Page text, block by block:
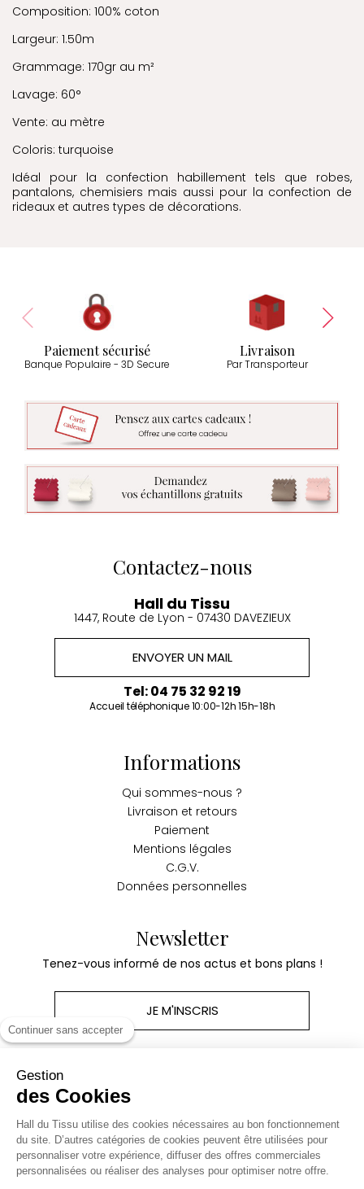
Continuer sans accepter
Gestion
des Cookies
Hall du Tissu utilise des cookies nécessaires au bon fonctionnement
du site. D’autres catégories de cookies peuvent être utilisées pour
personnaliser votre expérience, diffuser des offres commerciales
personnalisées ou réaliser des analyses pour optimiser notre offre.
Composition: 100% coton
Largeur: 1.50m
Grammage: 170gr au m²
Lavage: 60°
Vente: au mètre
Coloris: turquoise
Idéal pour la confection habillement tels que robes,
pantalons, chemisiers mais aussi pour la confection de
rideaux et autres types de décorations.
Paiement sécurisé
Banque Populaire - 3D Secure
Livraison
Par Transporteur
Contactez-nous
Hall du Tissu
1447, Route de Lyon - 07430 DAVEZIEUX
ENVOYER UN MAIL
Tel: 04 75 32 92 19
Accueil téléphonique 10:00-12h 15h-18h
Informations
Qui sommes-nous ?
Livraison et retours
Paiement
Mentions légales
C.G.V.
Données personnelles
Newsletter
Tenez-vous informé de nos actus et bons plans !
JE M'INSCRIS
Produits
Notre société